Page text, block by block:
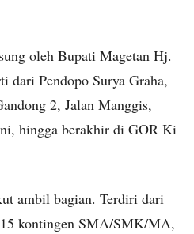
oleh Bupati Magetan Hj.
dari Pendopo Surya Graha,
2, Jalan Manggis,
hingga berakhir di GOR Ki
ambil bagian. Terdiri dari
kontingen SMA/SMK/MA,